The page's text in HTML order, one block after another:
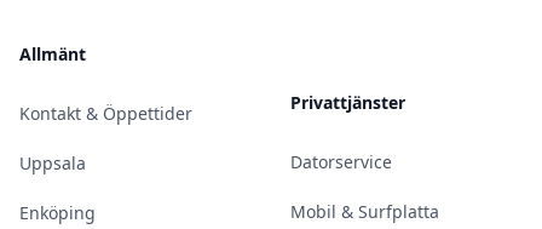
Allmänt
Kontakt & Öppettider
Uppsala
Enköping
Privattjänster
Datorservice
Mobil & Surfplatta